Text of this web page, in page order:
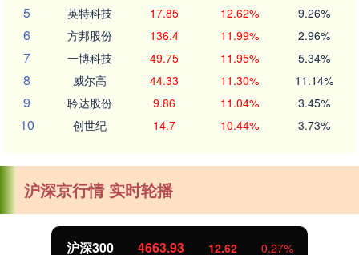
5 英特科技 17.85 12.62% 9.26%
6 方邦股份 136.4 11.99% 2.96%
7 一博科技 49.75 11.95% 5.34%
8 威尔高 44.33 11.30% 11.14%
9 聆达股份 9.86 11.04% 3.45%
10 创世纪 14.7 10.44% 3.73%
沪深京行情 实时轮播
沪深300 4663.93 12.62 0.27%